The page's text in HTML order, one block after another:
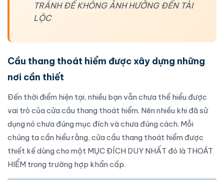
TRÁNH ĐỂ KHÔNG ẢNH HƯỞNG ĐẾN TÀI
LỘC
Cầu thang thoát hiểm được xây dựng những
nơi cần thiết
Đến thời điểm hiện tại, nhiều bạn vẫn chưa thể hiểu được
vai trò của cửa cầu thang thoát hiểm. Nên nhiều khi đã sử
dụng nó chưa đúng mục đích và chưa đúng cách. Mỗi
chúng ta cần hiểu rằng, cửa cầu thang thoát hiểm được
thiết kế dùng cho một MỤC ĐÍCH DUY NHẤT đó là THOÁT
HIỂM trong trường hợp khẩn cấp.